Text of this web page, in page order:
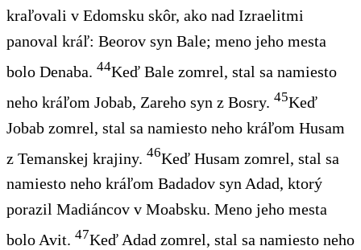
kraľovali v Edomsku skôr, ako nad Izraelitmi
panoval kráľ: Beorov syn Bale; meno jeho mesta
bolo Denaba. 44Keď Bale zomrel, stal sa namiesto
neho kráľom Jobab, Zareho syn z Bosry. 45Keď
Jobab zomrel, stal sa namiesto neho kráľom Husam
z Temanskej krajiny. 46Keď Husam zomrel, stal sa
namiesto neho kráľom Badadov syn Adad, ktorý
porazil Madiáncov v Moabsku. Meno jeho mesta
bolo Avit. 47Keď Adad zomrel, stal sa namiesto neho